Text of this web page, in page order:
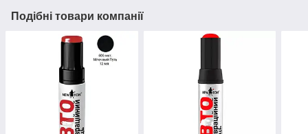
Подібні товари компанії